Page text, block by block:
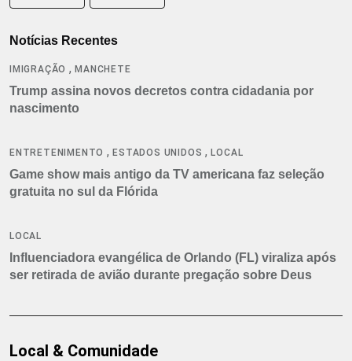
Notícias Recentes
IMIGRAÇÃO ,MANCHETE
Trump assina novos decretos contra cidadania por
nascimento
ENTRETENIMENTO ,ESTADOS UNIDOS ,LOCAL
Game show mais antigo da TV americana faz seleção
gratuita no sul da Flórida
LOCAL
Influenciadora evangélica de Orlando (FL) viraliza após
ser retirada de avião durante pregação sobre Deus
Local & Comunidade